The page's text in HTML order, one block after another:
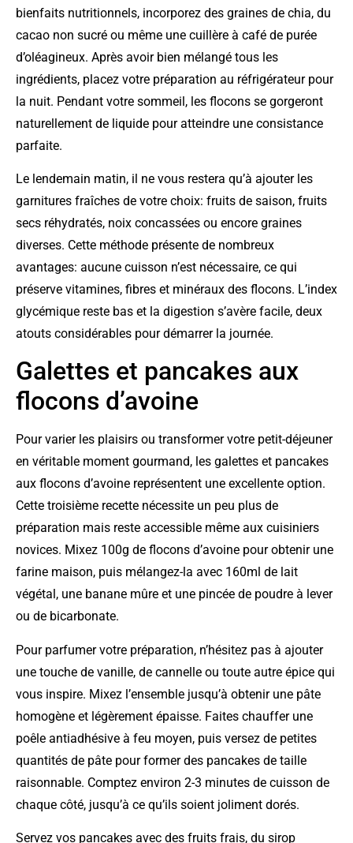
bienfaits nutritionnels, incorporez des graines de chia, du
cacao non sucré ou même une cuillère à café de purée
d’oléagineux. Après avoir bien mélangé tous les
ingrédients, placez votre préparation au réfrigérateur pour
la nuit. Pendant votre sommeil, les flocons se gorgeront
naturellement de liquide pour atteindre une consistance
parfaite.
Le lendemain matin, il ne vous restera qu’à ajouter les
garnitures fraîches de votre choix: fruits de saison, fruits
secs réhydratés, noix concassées ou encore graines
diverses. Cette méthode présente de nombreux
avantages: aucune cuisson n’est nécessaire, ce qui
préserve vitamines, fibres et minéraux des flocons. L’index
glycémique reste bas et la digestion s’avère facile, deux
atouts considérables pour démarrer la journée.
Galettes et pancakes aux
flocons d’avoine
Pour varier les plaisirs ou transformer votre petit-déjeuner
en véritable moment gourmand, les galettes et pancakes
aux flocons d’avoine représentent une excellente option.
Cette troisième recette nécessite un peu plus de
préparation mais reste accessible même aux cuisiniers
novices. Mixez 100g de flocons d’avoine pour obtenir une
farine maison, puis mélangez-la avec 160ml de lait
végétal, une banane mûre et une pincée de poudre à lever
ou de bicarbonate.
Pour parfumer votre préparation, n’hésitez pas à ajouter
une touche de vanille, de cannelle ou toute autre épice qui
vous inspire. Mixez l’ensemble jusqu’à obtenir une pâte
homogène et légèrement épaisse. Faites chauffer une
poêle antiadhésive à feu moyen, puis versez de petites
quantités de pâte pour former des pancakes de taille
raisonnable. Comptez environ 2-3 minutes de cuisson de
chaque côté, jusqu’à ce qu’ils soient joliment dorés.
Servez vos pancakes avec des fruits frais, du sirop